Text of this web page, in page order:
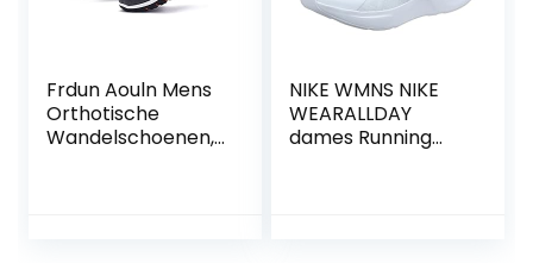
Frdun Aouln Mens
Orthotische
Wandelschoenen,
NIKE WMNS NIKE
WEARALLDAY
dames Running